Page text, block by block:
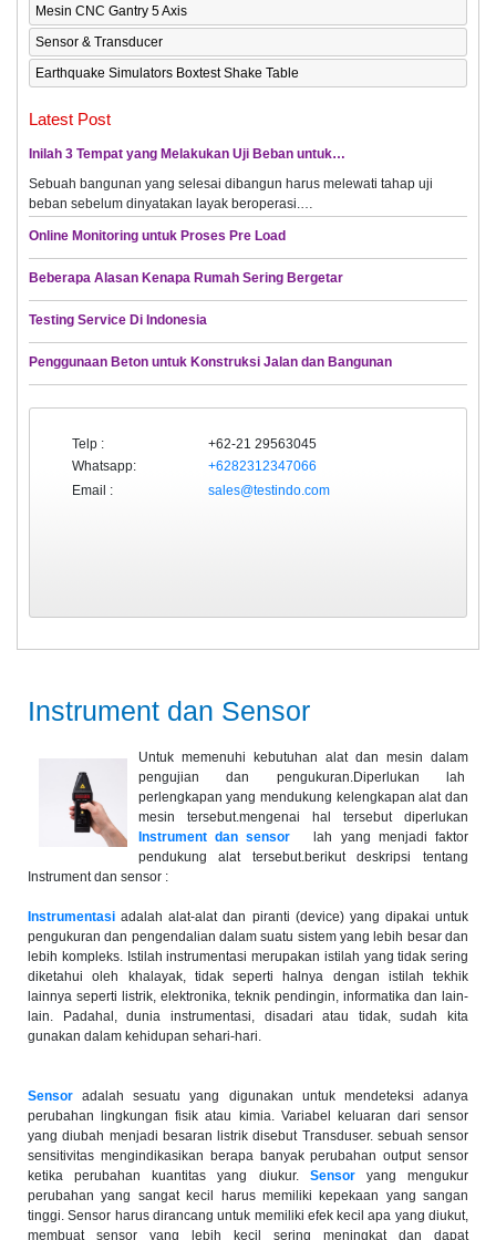
Mesin CNC Gantry 5 Axis
Sensor & Transducer
Earthquake Simulators Boxtest Shake Table
Latest Post
Inilah 3 Tempat yang Melakukan Uji Beban untuk…
Sebuah bangunan yang selesai dibangun harus melewati tahap uji
beban sebelum dinyatakan layak beroperasi.…
Online Monitoring untuk Proses Pre Load
Beberapa Alasan Kenapa Rumah Sering Bergetar
Testing Service Di Indonesia
Penggunaan Beton untuk Konstruksi Jalan dan Bangunan
Telp :
+62-21 29563045
Whatsapp:
+6282312347066
Email :
sales@testindo.com
Instrument dan Sensor
Untuk memenuhi kebutuhan alat dan mesin dalam
pengujian dan pengukuran.Diperlukan lah
perlengkapan yang mendukung kelengkapan alat dan
mesin tersebut.mengenai hal tersebut diperlukan
Instrument dan sensor
lah yang menjadi faktor
pendukung alat tersebut.berikut deskripsi tentang
Instrument dan sensor :
Instrumentasi adalah alat-alat dan piranti (device) yang dipakai untuk
pengukuran dan pengendalian dalam suatu sistem yang lebih besar dan
lebih kompleks. Istilah instrumentasi merupakan istilah yang tidak sering
diketahui oleh khalayak, tidak seperti halnya dengan istilah tekhik
lainnya seperti listrik, elektronika, teknik pendingin, informatika dan lain-
lain. Padahal, dunia instrumentasi, disadari atau tidak, sudah kita
gunakan dalam kehidupan sehari-hari.
Sensor adalah sesuatu yang digunakan untuk mendeteksi adanya
perubahan lingkungan fisik atau kimia. Variabel keluaran dari sensor
yang diubah menjadi besaran listrik disebut Transduser. sebuah sensor
sensitivitas mengindikasikan berapa banyak perubahan output sensor
ketika perubahan kuantitas yang diukur.
Sensor
yang mengukur
perubahan yang sangat kecil harus memiliki kepekaan yang sangan
tinggi. Sensor harus dirancang untuk memiliki efek kecil apa yang diukut,
membuat sensor yang lebih kecil sering meningkat dan dapat